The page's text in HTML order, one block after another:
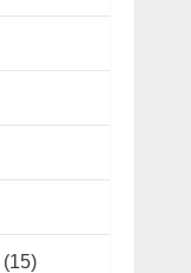
(15)